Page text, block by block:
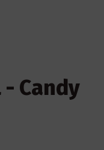
Candy